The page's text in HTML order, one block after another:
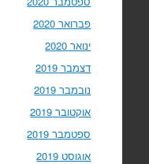
פברואר 2020
ינואר 2020
דצמבר 2019
נובמבר 2019
אוקטובר 2019
ספטמבר 2019
אוגוסט 2019